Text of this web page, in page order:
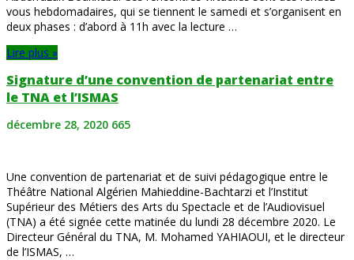
vous hebdomadaires, qui se tiennent le samedi et s’organisent en
deux phases : d’abord à 11h avec la lecture …
Lire plus »
Signature d’une convention de partenariat entre
le TNA et l’ISMAS
décembre 28, 2020 665
Une convention de partenariat et de suivi pédagogique entre le
Théâtre National Algérien Mahieddine-Bachtarzi et l’Institut
Supérieur des Métiers des Arts du Spectacle et de l’Audiovisuel
(TNA) a été signée cette matinée du lundi 28 décembre 2020. Le
Directeur Général du TNA, M. Mohamed YAHIAOUI, et le directeur
de l’ISMAS, …